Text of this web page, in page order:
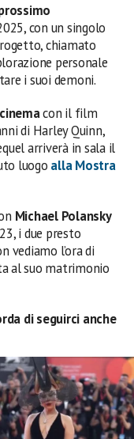
con un singolo
chiamato
personale
i suoi demoni.
con il film
di Harley Quinn,
arriverà in sala il
luogo alla Mostra
Michael Polansky
i due presto
vediamo l’ora di
al suo matrimonio
di seguirci anche